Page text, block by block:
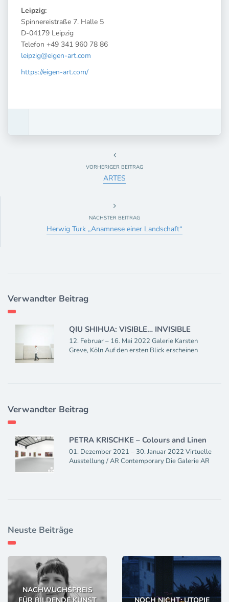
Leipzig:
Spinnereistraße 7. Halle 5
D-04179 Leipzig
Telefon +49 341 960 78 86
leipzig@eigen-art.com
https://eigen-art.com/
VORHERIGER BEITRAG
ARTES
NÄCHSTER BEITRAG
Herwig Turk „Anamnese einer Landschaft“
Verwandter Beitrag
QIU SHIHUA: VISIBLE… INVISIBLE
12. Februar – 16. Mai 2022 Galerie Karsten
Greve, Köln Auf den ersten Blick erscheinen
Verwandter Beitrag
PETRA KRISCHKE – Colours and Linen
01. Dezember 2021 – 30. Januar 2022 Virtuelle
Ausstellung / AR Contemporary Die Galerie AR
Neuste Beiträge
NACHWUCHSPREIS